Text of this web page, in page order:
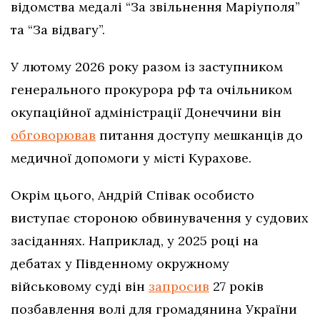
відомства медалі “За звільнення Маріуполя”
та “За відвагу”.
У лютому 2026 року разом із заступником
генерального прокурора рф та очільником
окупаційної адміністрації Донеччини він
обговорював питання доступу мешканців до
медичної допомоги у місті Курахове.
Окрім цього, Андрій Співак особисто
виступає стороною обвинувачення у судових
засіданнях. Наприклад, у 2025 році на
дебатах у Південному окружному
військовому суді він запросив 27 років
позбавлення волі для громадянина України